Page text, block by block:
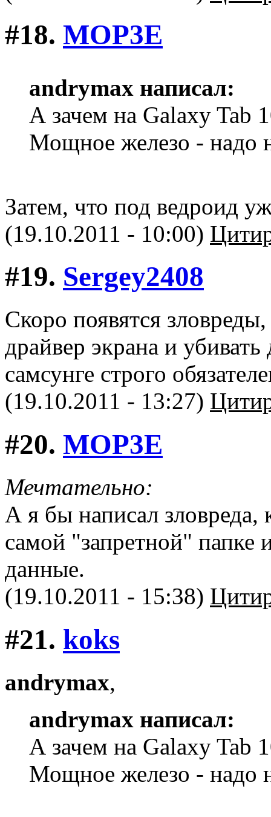
#18. MOP3E
andrymax написал:
А зачем на Galaxy Tab
Мощное железо - надо
Затем, что под ведроид
(19.10.2011 - 10:00)
#19. Sergey2408
Скоро появятся
драйвер экрана и
самсунге строго
(19.10.2011 - 13:27)
#20. MOP3E
Мечтательно:
А я бы написал зловреда,
самой "запретной" папке
данные.
(19.10.2011 - 15:38)
#21. koks
andrymax,
andrymax написал:
А зачем на Galaxy Tab
Мощное железо - надо